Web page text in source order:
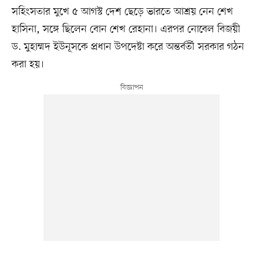
সহিংসতার মুখে ৫ আগস্ট দেশ ছেড়ে ভারতে আশ্রয় নেন শেখ
হাসিনা, সঙ্গে ছিলেন বোন শেখ রেহানা। এরপর নোবেল বিজয়ী
ড. মুহাম্মদ ইউনূসকে প্রধান উপদেষ্টা করে অন্তর্বর্তী সরকার গঠন
করা হয়।